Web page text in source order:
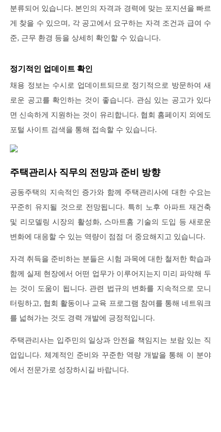
분류되어 있습니다. 본인의 자격과 경력에 맞는 포지션을 빠르
게 찾을 수 있으며, 각 공고에서 요구하는 자격 조건과 급여 수
준, 근무 환경 등을 상세히 확인할 수 있습니다.
정기적인 업데이트 확인
채용 정보는 수시로 업데이트되므로 정기적으로 방문하여 새
로운 공고를 확인하는 것이 좋습니다. 관심 있는 공고가 있다
면 신속하게 지원하는 것이 유리합니다. 협회 홈페이지 외에도
포털 사이트 검색을 통해 접속할 수 있습니다.
주택관리사 직무의 전망과 준비 방향
공동주택의 지속적인 증가와 함께 주택관리사에 대한 수요는
꾸준히 유지될 것으로 전망됩니다. 특히 노후 아파트 재건축
및 리모델링 시장의 활성화, 스마트홈 기술의 도입 등 새로운
변화에 대응할 수 있는 역량이 점점 더 중요해지고 있습니다.
자격 취득을 준비하는 분들은 시험 과목에 대한 철저한 학습과
함께 실제 현장에서 어떤 업무가 이루어지는지 미리 파악해 두
는 것이 도움이 됩니다. 관련 법규의 변화를 지속적으로 모니
터링하고, 협회 활동이나 교육 프로그램 참여를 통해 네트워크
를 넓혀가는 것도 경력 개발에 긍정적입니다.
주택관리사는 입주민의 일상과 안전을 책임지는 보람 있는 직
업입니다. 체계적인 준비와 꾸준한 역량 개발을 통해 이 분야
에서 전문가로 성장하시길 바랍니다.